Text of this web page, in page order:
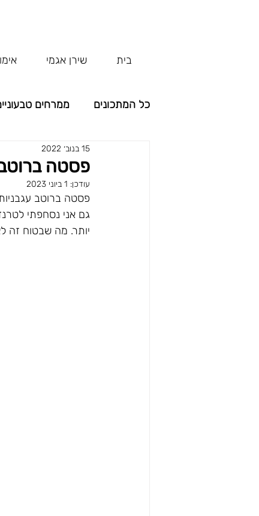
בית שירן אגמי
כל המתכונים ממרחים
קטגוריה ללא שם
פסטה ברוטב
15 בנוב׳ 2022
עודכן: 1 ביוני 2023
פסטה ברוטב
גם אני נסחפתי
יותר. מה שבטוח זה